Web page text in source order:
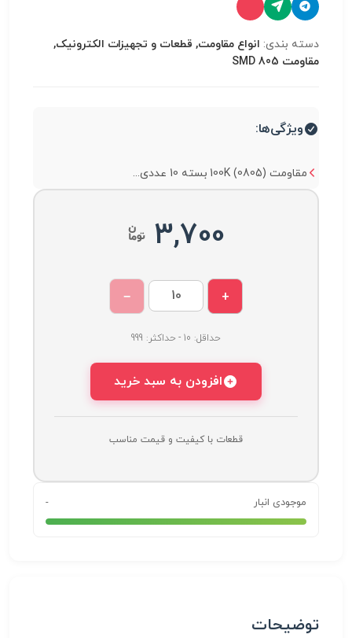
دسته بندی: انواع مقاومت, قطعات و تجهیزات الکترونیک,
مقاومت SMD 805
ویژگی‌ها:
مقاومت 100K (0805) بسته 10 عددی...
3,700
+
−
حداقل: 10 - حداکثر: 999
افزودن به سبد خرید
قطعات با کیفیت و قیمت مناسب
موجودی انبار -
توضیحات